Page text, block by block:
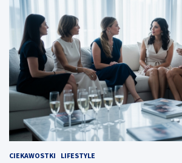
CIEKAWOSTKI LIFESTYLE